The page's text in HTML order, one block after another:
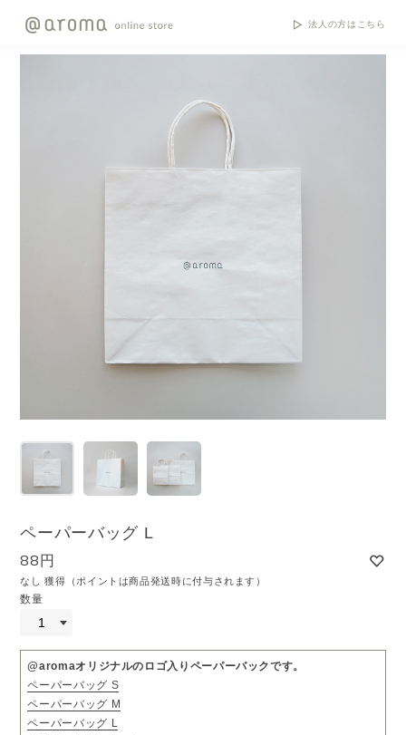
法人の方はこちら
ペーパーバッグ L
88円
なし 獲得（ポイントは商品発送時に付与されます）
数量
@aromaオリジナルのロゴ入りペーパーバックです。
ペーパーバッグ S
ペーパーバッグ M
ペーパーバッグ L